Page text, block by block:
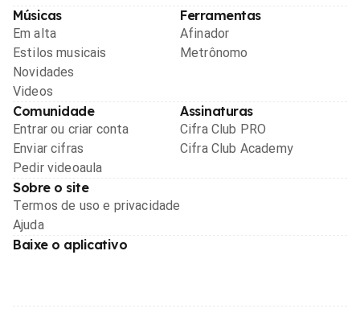
Músicas
Em alta
Estilos musicais
Novidades
Videos
Ferramentas
Afinador
Metrônomo
Comunidade
Entrar ou criar conta
Enviar cifras
Pedir videoaula
Assinaturas
Cifra Club PRO
Cifra Club Academy
Sobre o site
Termos de uso e privacidade
Ajuda
Baixe o aplicativo